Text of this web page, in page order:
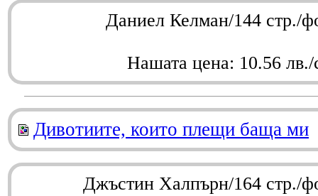
Даниел Келман/144 стр./
Нашата цена: 10.56 лв./
Дивотиите, които плещи баща ми
Джъстин Халпърн/164 стр./